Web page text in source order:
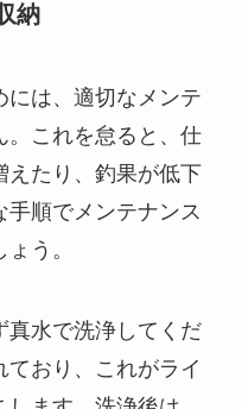
納
には、適切なメンテ
。これを怠ると、仕
えたり、釣果が低下
順でメンテナンス
う。
真水で洗浄してくだ
ており、これがライ